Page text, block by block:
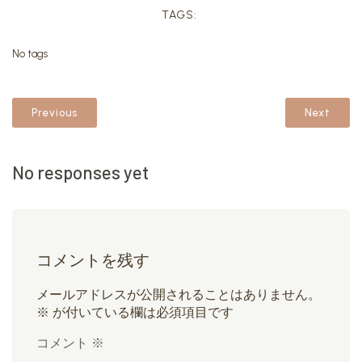
TAGS:
No tags
Previous Next
No responses yet
コメントを残す
メールアドレスが公開されることはありません。
※ が付いている欄は必須項目です
コメント ※